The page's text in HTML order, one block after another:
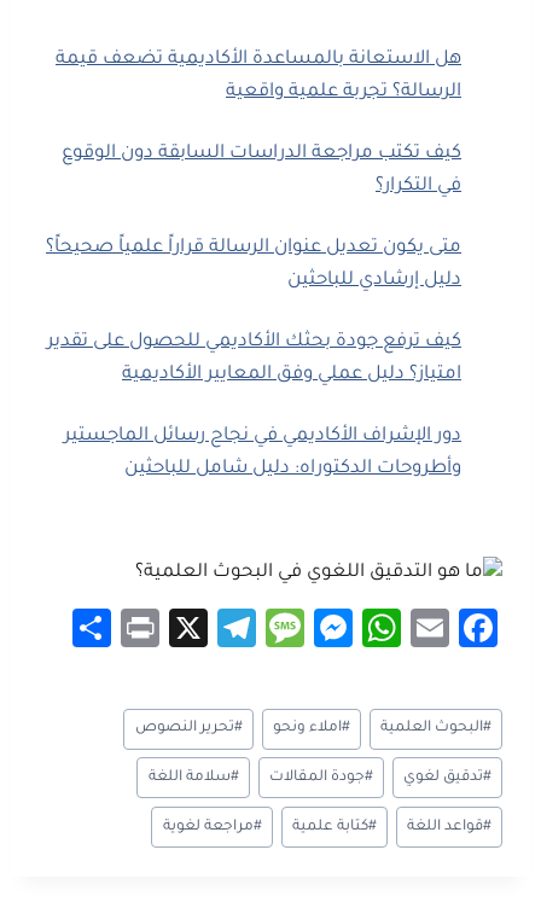
هل الاستعانة بالمساعدة الأكاديمية تضعف قيمة
الرسالة؟ تجربة علمية واقعية
كيف تكتب مراجعة الدراسات السابقة دون الوقوع
في التكرار؟
متى يكون تعديل عنوان الرسالة قراراً علمياً صحيحاً؟
دليل إرشادي للباحثين
كيف ترفع جودة بحثك الأكاديمي للحصول على تقدير
امتياز؟ دليل عملي وفق المعايير الأكاديمية
دور الإشراف الأكاديمي في نجاح رسائل الماجستير
وأطروحات الدكتوراه: دليل شامل للباحثين
Fa
b
o
ok
E
ail
W
at
sA
p
p
M
se
n
g
er
M
sa
g
Te
gr
a
m
X
Pr
وسوم
المقال:
#البحوث العلمية #املاء ونحو #تحرير النصوص
#تدقيق لغوي #جودة المقالات #سلامة اللغة
#قواعد اللغة #كتابة علمية #مراجعة لغوية